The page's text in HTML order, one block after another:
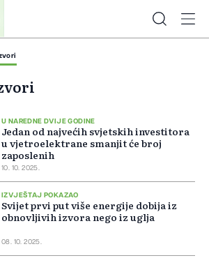
U NAREDNE DVIJE GODINE
Jedan od najvećih svjetskih investitora
u vjetroelektrane smanjit će broj
zaposlenih
10. 10. 2025.
IZVJEŠTAJ POKAZAO
Svijet prvi put više energije dobija iz
obnovljivih izvora nego iz uglja
08. 10. 2025.